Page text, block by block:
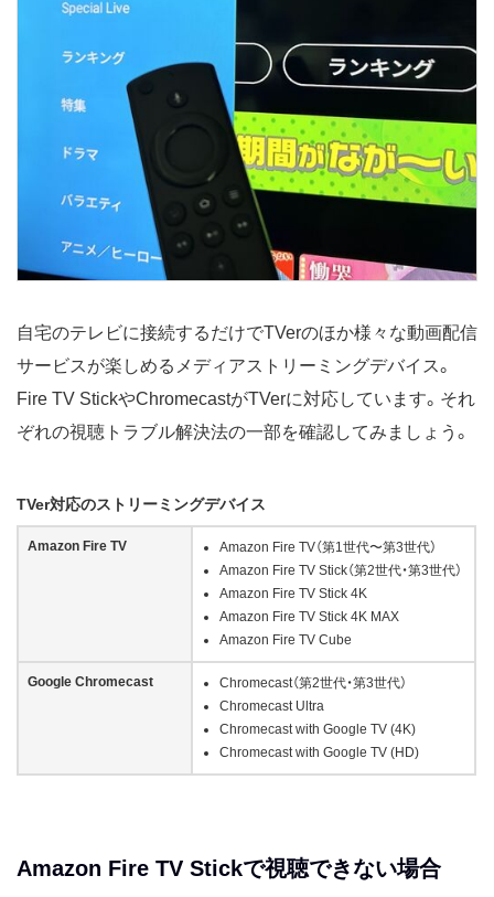
自宅のテレビに接続するだけでTVerのほか様々な動画配信
サービスが楽しめるメディアストリーミングデバイス。
Fire TV StickやChromecastがTVerに対応しています。それ
ぞれの視聴トラブル解決法の一部を確認してみましょう。
TVer対応のストリーミングデバイス
Amazon Fire TV
Amazon Fire TV（第1世代〜第3世代）
Amazon Fire TV Stick（第2世代・第3世代）
Amazon Fire TV Stick 4K
Amazon Fire TV Stick 4K MAX
Amazon Fire TV Cube
Google Chromecast
Chromecast（第2世代・第3世代）
Chromecast Ultra
Chromecast with Google TV (4K)
Chromecast with Google TV (HD)
Amazon Fire TV Stickで視聴できない場合